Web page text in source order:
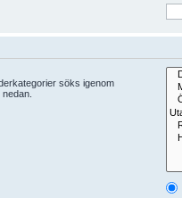
söks igenom